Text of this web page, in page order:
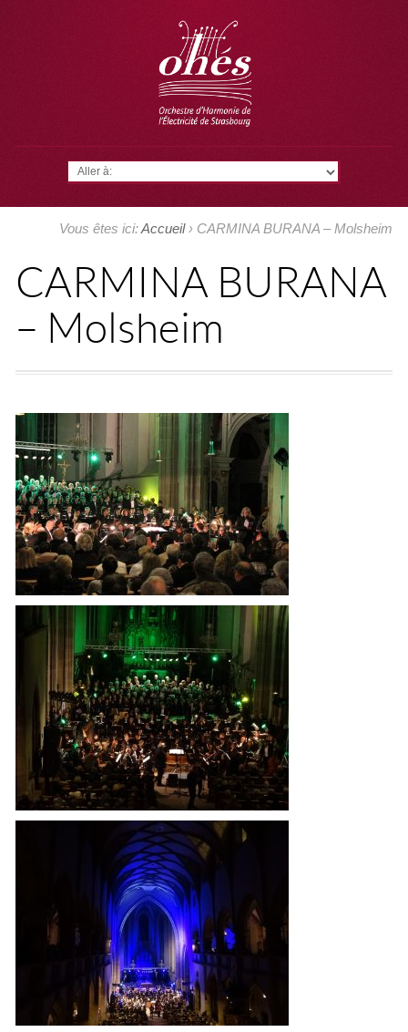
Vous êtes ici:Accueil› CARMINA BURANA – Molsheim
CARMINA BURANA
– Molsheim